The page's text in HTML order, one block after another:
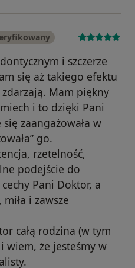
i szczerze
się aż takiego efektu
Mam piękny
i to dzięki Pani
zaangażowała w
go.
rzetelność,
podejście do
Pani Doktor, a
i zawsze
całą rodzina (w tym
wiem, że jesteśmy w